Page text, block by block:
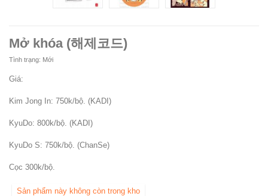
Mở khóa (해제코드)
Tình trạng: Mới
Giá:
Kim Jong In: 750k/bộ. (KADI)
KyuDo: 800k/bộ. (KADI)
KyuDo S: 750k/bộ. (ChanSe)
Cọc 300k/bộ.
Sản phẩm này không còn trong kho